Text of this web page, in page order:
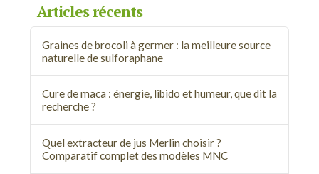
Articles récents
Graines de brocoli à germer : la meilleure source
naturelle de sulforaphane
Cure de maca : énergie, libido et humeur, que dit la
recherche ?
Quel extracteur de jus Merlin choisir ?
Comparatif complet des modèles MNC